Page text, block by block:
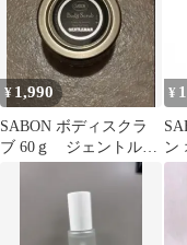
¥ 1,990
SABON ボディスクラ
ブ 60ｇ ジェントルマ
¥
ン
ュ